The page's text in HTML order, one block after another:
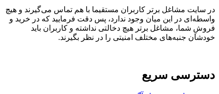
در سایت مشاغل برتر کاربران مستقیما با هم تماس می‌گیرند و هیچ
واسطه‌ای در این میان وجود ندارد، پس دقت فرمایید که در خرید و
فروشِ شما، مشاغل برتر هیچ دخالتی نداشته و کاربران باید
خودشان جنبه‌های مختلف امنیتی را در نظر بگیرند.
دسترسی سریع